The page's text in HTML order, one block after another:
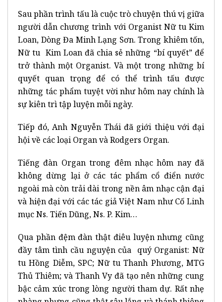
Sau phần trình tấu là cuộc trò chuyện thú vị giữa
người dẫn chương trình với Organist Nữ tu Kim
Loan, Dòng Đa Minh Lạng Sơn. Trong khiêm tốn,
Nữ tu Kim Loan đã chia sẻ những “bí quyết” để
trở thành một Organist. Và một trong những bí
quyết quan trọng để có thể trình tấu được
những tác phẩm tuyệt vời như hôm nay chính là
sự kiên trì tập luyện mỗi ngày.
Tiếp đó, Anh Nguyễn Thái đã giới thiệu với đại
hội về các loại Organ và Rodgers Organ.
Tiếng đàn Organ trong đêm nhạc hôm nay đã
không dừng lại ở các tác phẩm cổ điển nước
ngoài mà còn trải dài trong nền âm nhạc cận đại
và hiện đại với các tác giả Việt Nam như Cố Linh
mục Ns. Tiến Dũng, Ns. P. Kim…
Qua phần đệm đàn thật điêu luyện nhưng cũng
đầy tâm tình cầu nguyện của quý Organist: Nữ
tu Hồng Diễm, SPC; Nữ tu Thanh Phương, MTG
Thủ Thiêm; và Thanh Vy đã tạo nên những cung
bậc cảm xúc trong lòng người tham dự. Rất nhẹ